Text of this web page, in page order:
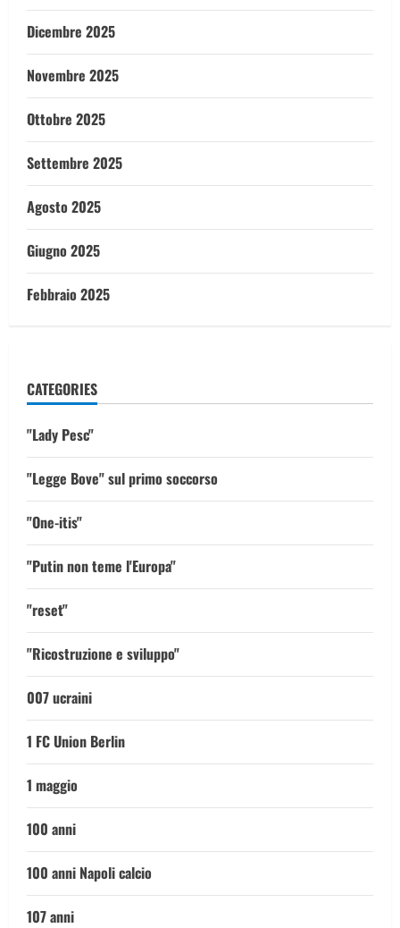
Dicembre 2025
Novembre 2025
Ottobre 2025
Settembre 2025
Agosto 2025
Giugno 2025
Febbraio 2025
CATEGORIES
"Lady Pesc"
"Legge Bove" sul primo soccorso
"One-itis"
"Putin non teme l'Europa"
"reset"
"Ricostruzione e sviluppo"
007 ucraini
1 FC Union Berlin
1 maggio
100 anni
100 anni Napoli calcio
107 anni